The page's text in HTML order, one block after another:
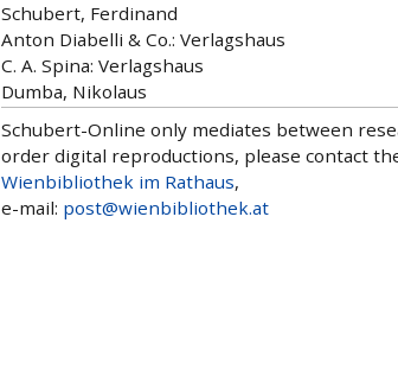
Schubert, Ferdinand
Anton Diabelli & Co.: Verlagshaus
C. A. Spina: Verlagshaus
Dumba, Nikolaus
Schubert-Online only mediates between
order digital reproductions, please contact
Wienbibliothek im Rathaus,
e-mail: post@wienbibliothek.at